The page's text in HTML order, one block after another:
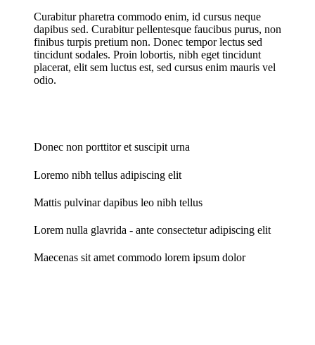
Curabitur pharetra commodo enim, id cursus neque
dapibus sed. Curabitur pellentesque faucibus purus, non
finibus turpis pretium non. Donec tempor lectus sed
tincidunt sodales. Proin lobortis, nibh eget tincidunt
placerat, elit sem luctus est, sed cursus enim mauris vel
odio.
Donec non porttitor et suscipit urna
Loremo nibh tellus adipiscing elit
Mattis pulvinar dapibus leo nibh tellus
Lorem nulla glavrida - ante consectetur adipiscing elit
Maecenas sit amet commodo lorem ipsum dolor